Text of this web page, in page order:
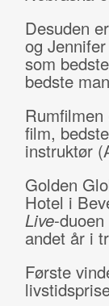
Desuden
og
som
bedste
Rumfilmen
film,
instruktør
Golden
Hotel i
Live-
andet år i
Første